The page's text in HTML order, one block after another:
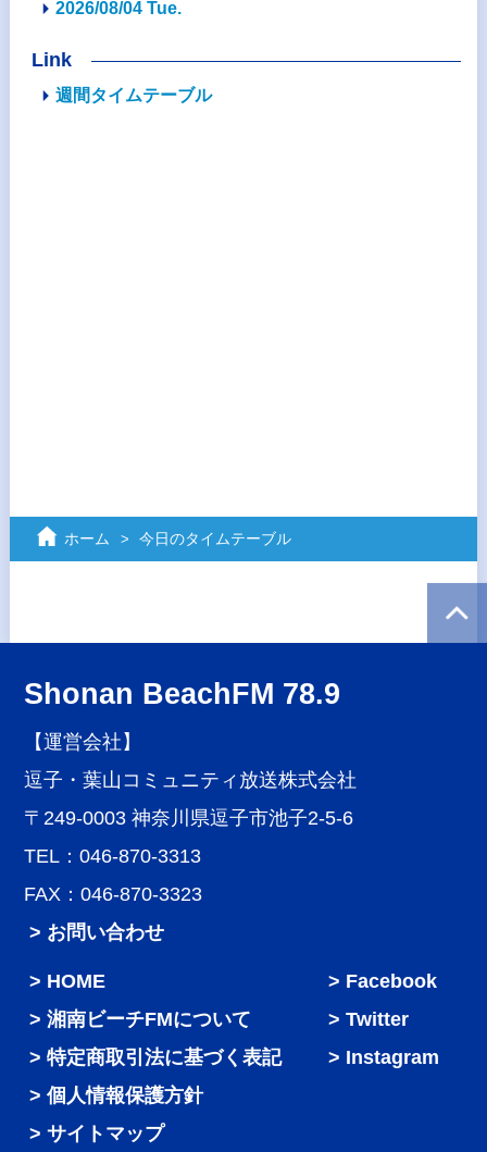
2026/08/04 Tue.
Link
週間タイムテーブル
ホーム 今日のタイムテーブル
Shonan BeachFM 78.9
【運営会社】
逗子・葉山コミュニティ放送株式会社
〒249-0003 神奈川県逗子市池子2-5-6
TEL：046-870-3313
FAX：046-870-3323
> お問い合わせ
HOME
湘南ビーチFMについて
特定商取引法に基づく表記
個人情報保護方針
サイトマップ
Facebook
Twitter
Instagram